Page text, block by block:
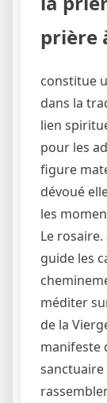
prière
constitue
dans la
lien
pour les
figure
dévoué
les
Le
guide les
méditer
de la
manifeste
sanctuaire